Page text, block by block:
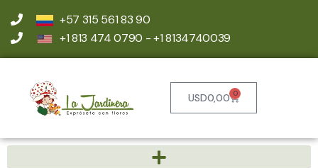
+57 315 561 83 90
+1 813 474 0790 - +1 8134740039
USD0,00 0